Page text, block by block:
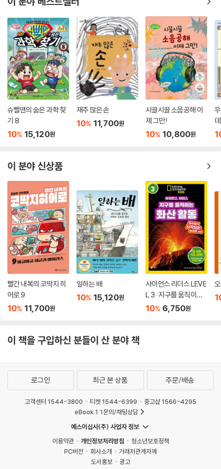
이가 2미터도 넘는 DNA 가닥을 쭉 늘여서 펴 보고, 유전자가 하는 일도 살
펴본다. 이렇게 우리 몸을 이루는 가장 기초적인 단위에서 첫발을 떼고 나
면 탐험은 점점 더 흥미진진해진다. 근육, 뼈, 뇌, 신경, 척추를 왔다 갔다
하고, 눈, 귀, 코를 들여다보고, 치아와 입을 지나 위와 창자를 통과하고, 간
과 콩팥, 방광을 살펴보고, 심장에 들어왔다 나갔다 하는 피를 타고 허파와
혈관을 돌아 보고, 피부와 면역계, 털과 손발톱 등 여러 방법으로 우리 몸을
지켜 주는 기관도 파헤쳐 보고, 남자와 여자의 생식 기관에서 새로운 생명
의 탄생에 이르기까지 낱낱이 살펴볼 테니 말이다.
독자를 우리 몸 구석구석을 누비며 들여다볼 수 있도록 탐험의 주체로 이
끄는 것, 『인체 탐험 보고서』의 매력은 바로 여기에 있다. 닥터 맥스의 상세
한 설명과 안내를 따라 쉴 새 없이 온몸을 누비는 동안 독자들은 우리 몸의
니라, 서로 연결되어 돕고 의지하며 우리를 살아 숨 쉬게 한다는 사실에 놀
라게 된다. 『인체 탐험 보고서』와 함께 인체에 관한 과학적 호기심을 채웠
다면, 이제 우리가 무엇이든 할 수 있게 해 주는 몸에 고마운 마음을 가져
보자. 그리고 이 세상 그 무엇보다 특별한 자신의 몸을 잘 보살펴 주자!
우리 몸을 생생하고 감각적으로 그려 낸
인체 빅북(Big Book)!
『인체 탐험 보고서』는 실물 크기에서부터 독자들을 압도한다. 실제로는 우
한 것이다. 하나의 기관을 두 페이지 펼침에 걸쳐 소개하는데, 거의 한 페이
지를 꽉 채울 정도의 비중으로 인체 기관을 배치하여 각 기관의 생김새와
구조, 기능을 한눈에 파악하고 생생하게 살펴볼 수 있게 했다.
책장을 넘기다 보면 세상에 이런 인체 책이 있었나 싶을 정도로 감각적인
내지 구성이 눈길을 사로잡는다. 매력적인 일러스트와 컬러가 어우러져 한
의 첫머리에 있는 픽토그램도 놓치지 말아야 할 요소이다. 우리 몸 전체를
놓고 볼 때 각 기관이 어느 위치에 자리 잡고 있는지, 차지하는 비중이 어느
셉트에 걸맞게 소컷으로 표현된 인물들이 척수에 매달려 있거나, 위 속의
고 크게 보여 준다거나, 말풍선 대사로 부가 정보를 알려 준다. 어느 소컷
하나도 의미 없이 허투루 앉혀진 것이 없어 재미와 정보, 두 마리 토끼를 다
슈뻘맨의 숨은 과학 찾
기 8
10% 15,120원
재주 많은 손
10% 11,700원
시끌시끌 소음공해 이
제 그만!
10% 10,800원
이 분야 신상품
빨간 내복의 코딱지 히
어로 9
10% 11,700원
일하는 배
10% 15,120원
사이언스 리더스 LEVE
L 3 : 지구를 움직이는
화산 활동
10% 6,750원
이 책을 구입하신 분들이 산 분야 책
로그인 최근 본 상품 주문/배송
고객센터 1544-3800 티켓 1544-6399
중고샵 1566-4295
eBook 1:1문의/채팅상담
예스이십사(주) 사업자 정보
이용약관
개인정보처리방침
청소년보호정책
PC버전
회사소개
거래처관계자께
도서홍보
광고